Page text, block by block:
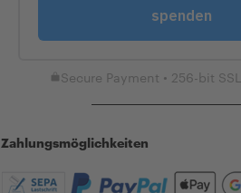
Secure Payment • 256-bit
Zahlungsmöglichkeiten